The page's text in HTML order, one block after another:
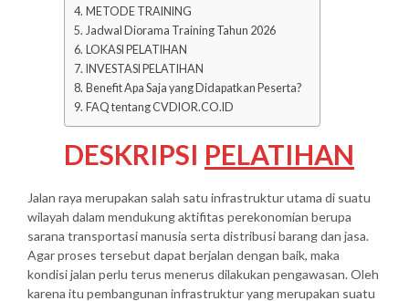
METODE TRAINING
Jadwal Diorama Training Tahun 2026
LOKASI PELATIHAN
INVESTASI PELATIHAN
Benefit Apa Saja yang Didapatkan Peserta?
FAQ tentang CVDIOR.CO.ID
DESKRIPSI PELATIHAN
Jalan raya merupakan salah satu infrastruktur utama di suatu
wilayah dalam mendukung aktifitas perekonomian berupa
sarana transportasi manusia serta distribusi barang dan jasa.
Agar proses tersebut dapat berjalan dengan baik, maka
kondisi jalan perlu terus menerus dilakukan pengawasan. Oleh
karena itu pembangunan infrastruktur yang merupakan suatu